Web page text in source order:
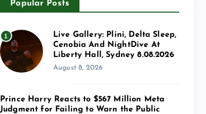
Popular Posts
1
Live Gallery: Plini, Delta Sleep,
Cenobia And NightDive At
Liberty Hall, Sydney 8.08.2026
August 8, 2026
Prince Harry Reacts to $567 Million Meta
Judgment for Failing to Warn the Public